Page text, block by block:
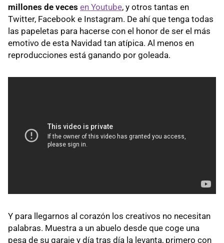
millones de veces en Youtube, y otros tantas en
Twitter, Facebook e Instagram. De ahí que tenga todas
las papeletas para hacerse con el honor de ser el más
emotivo de esta Navidad tan atípica. Al menos en
reproducciones está ganando por goleada.
Y para llegarnos al corazón los creativos no necesitan
palabras. Muestra a un abuelo desde que coge una
pesa de su garaje y día tras día la levanta, primero con